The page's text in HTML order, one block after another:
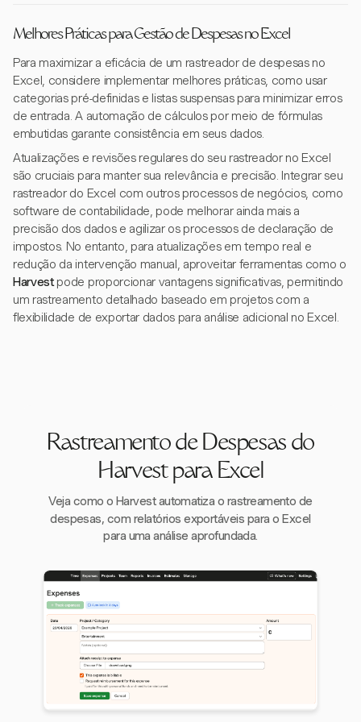
Melhores Práticas para Gestão de Despesas no Excel
Para maximizar a eficácia de um rastreador de despesas no
Excel, considere implementar melhores práticas, como usar
categorias pré-definidas e listas suspensas para minimizar erros
de entrada. A automação de cálculos por meio de fórmulas
embutidas garante consistência em seus dados.
Atualizações e revisões regulares do seu rastreador no Excel
são cruciais para manter sua relevância e precisão. Integrar seu
rastreador do Excel com outros processos de negócios, como
software de contabilidade, pode melhorar ainda mais a
precisão dos dados e agilizar os processos de declaração de
impostos. No entanto, para atualizações em tempo real e
redução da intervenção manual, aproveitar ferramentas como o
Harvestpode proporcionar vantagens significativas, permitindo
um rastreamento detalhado baseado em projetos com a
flexibilidade de exportar dados para análise adicional no Excel.
Rastreamento de Despesas do
Harvest para Excel
Veja como o Harvest automatiza o rastreamento de
despesas, com relatórios exportáveis para o Excel
para uma análise aprofundada.